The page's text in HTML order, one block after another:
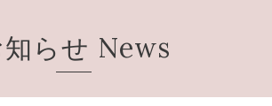
知らせ News